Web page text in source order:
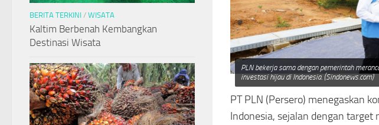
PLN bekerja sama dengan pemerintah
investasi hijau di Indonesia. (Sindonews.com)
PT PLN (Persero) menegaskan
Indonesia, sejalan dengan target
BERITA TERKINI / WISATA
Kaltim Berbenah Kembangkan
Destinasi Wisata